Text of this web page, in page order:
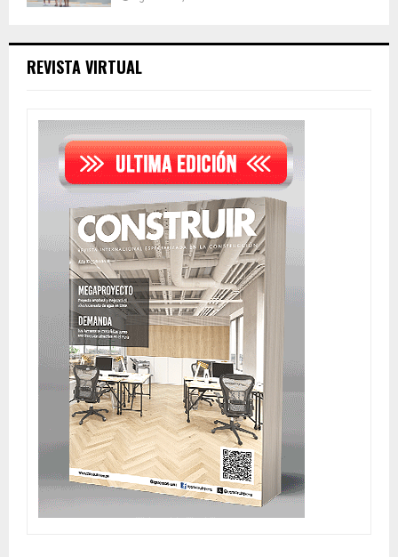
REVISTA VIRTUAL